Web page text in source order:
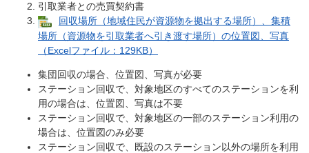
引取業者との売買契約書
回収場所（地域住民が資源物を拠出する場所）、集積
場所（資源物を引取業者へ引き渡す場所）の位置図、写真
（Excelファイル：129KB）
集団回収の場合、位置図、写真が必要
ステーション回収で、対象地区のすべてのステーションを利
用の場合は、位置図、写真は不要
ステーション回収で、対象地区の一部のステーション利用の
場合は、位置図のみ必要
ステーション回収で、既設のステーション以外の場所を利用